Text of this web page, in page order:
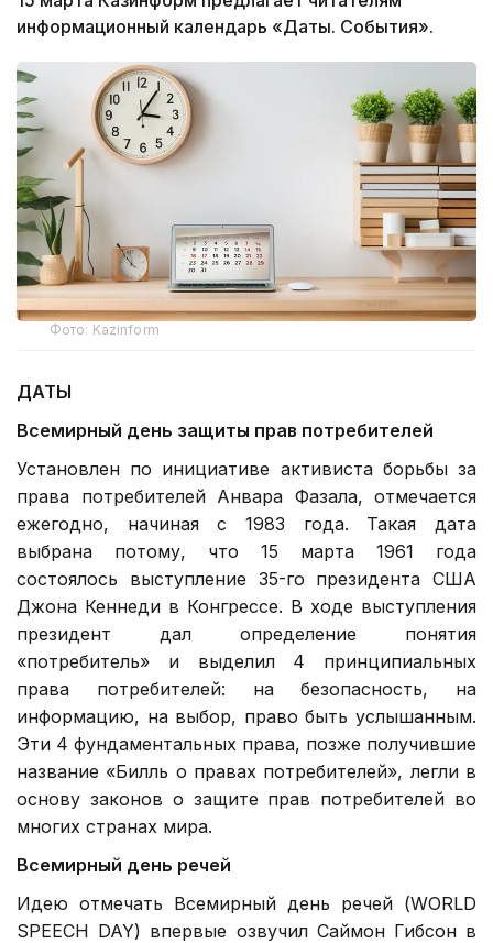
информационный календарь «Даты. События».
Фото: Kazinform
ДАТЫ
Всемирный день защиты прав потребителей
Установлен по инициативе активиста борьбы за
права потребителей Анвара Фазала, отмечается
ежегодно, начиная с 1983 года. Такая дата
выбрана потому, что 15 марта 1961 года
состоялось выступление 35-го президента США
Джона Кеннеди в Конгрессе. В ходе выступления
президент дал определение понятия
«потребитель» и выделил 4 принципиальных
права потребителей: на безопасность, на
информацию, на выбор, право быть услышанным.
Эти 4 фундаментальных права, позже получившие
название «Билль о правах потребителей», легли в
основу законов о защите прав потребителей во
многих странах мира.
Всемирный день речей
Идею отмечать Всемирный день речей (WORLD
SPEECH DAY) впервые озвучил Саймон Гибсон в